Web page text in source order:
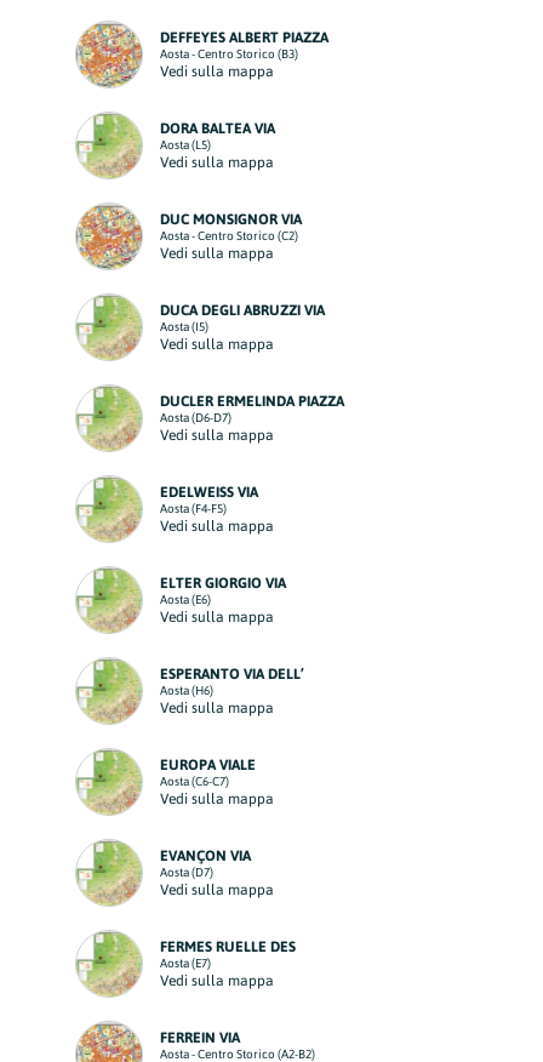
DEFFEYES ALBERT PIAZZA
Aosta - Centro Storico (B3)
Vedi sulla mappa
DORA BALTEA VIA
Aosta (L5)
Vedi sulla mappa
DUC MONSIGNOR VIA
Aosta - Centro Storico (C2)
Vedi sulla mappa
DUCA DEGLI ABRUZZI VIA
Aosta (I5)
Vedi sulla mappa
DUCLER ERMELINDA PIAZZA
Aosta (D6-D7)
Vedi sulla mappa
EDELWEISS VIA
Aosta (F4-F5)
Vedi sulla mappa
ELTER GIORGIO VIA
Aosta (E6)
Vedi sulla mappa
ESPERANTO VIA DELL’
Aosta (H6)
Vedi sulla mappa
EUROPA VIALE
Aosta (C6-C7)
Vedi sulla mappa
EVANÇON VIA
Aosta (D7)
Vedi sulla mappa
FERMES RUELLE DES
Aosta (E7)
Vedi sulla mappa
FERREIN VIA
Aosta - Centro Storico (A2-B2)